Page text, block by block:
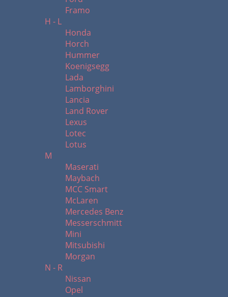
Framo
H - L
Honda
Horch
Hummer
Koenigsegg
Lada
Lamborghini
Lancia
Land Rover
Lexus
Lotec
Lotus
M
Maserati
Maybach
MCC Smart
McLaren
Mercedes Benz
Messerschmitt
Mini
Mitsubishi
Morgan
N - R
Nissan
Opel